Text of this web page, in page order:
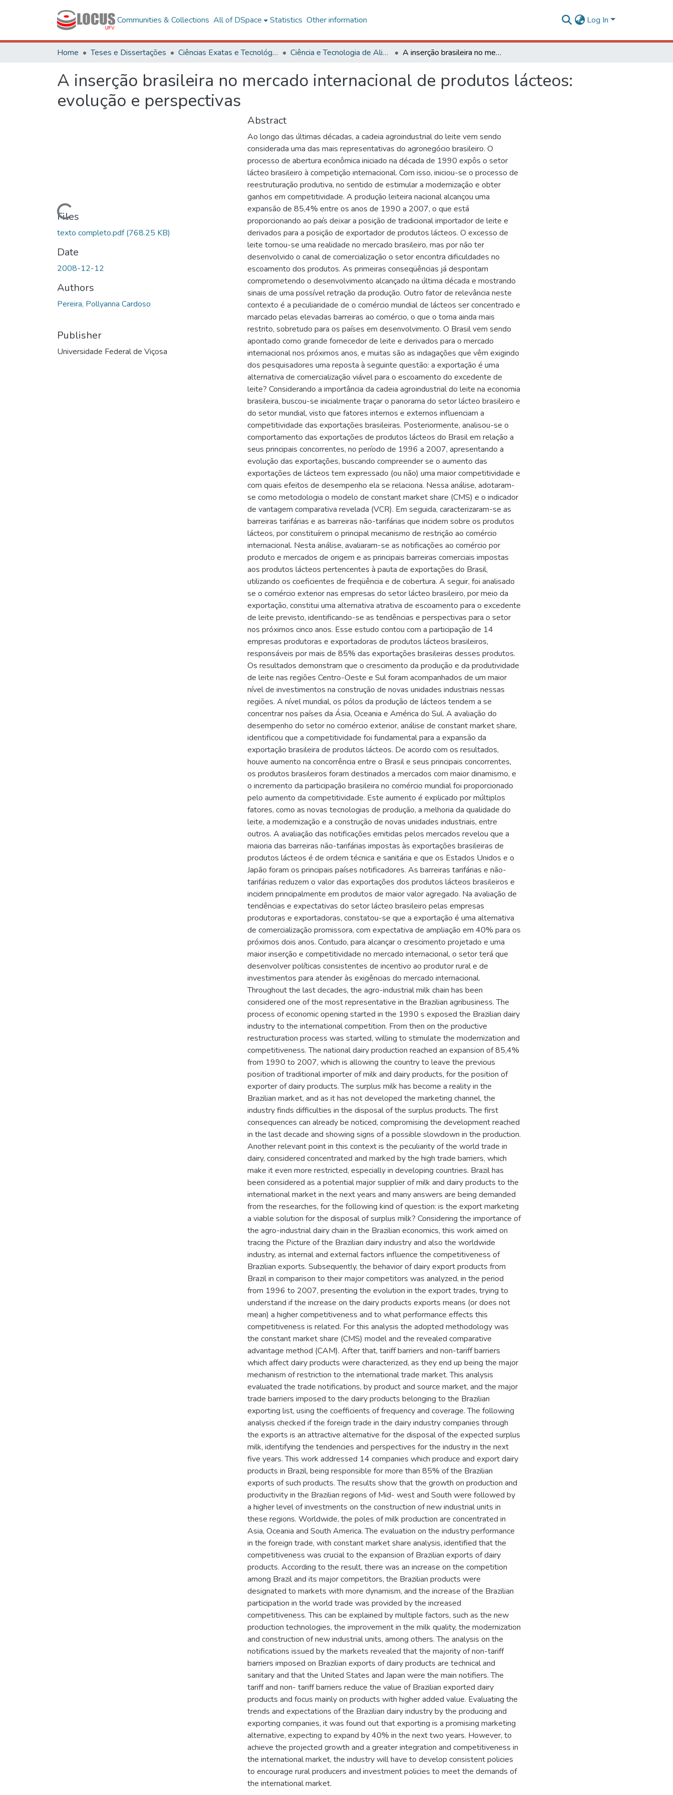
Communities & Collections All of DSpace Statistics Other information Log In
Home Teses e Dissertações Ciências Exatas e Tecnológicas Ciência e Tecnologia de Alimentos A inserção brasileira no mercado internacional de produtos lácteos: evolução e perspectivas
A inserção brasileira no mercado internacional de produtos lácteos:
evolução e perspectivas
Loading...
Files
texto completo.pdf(768.25 KB)
Date
2008-12-12
Authors
Pereira, Pollyanna Cardoso
Publisher
Universidade Federal de Viçosa
Abstract
Ao longo das últimas décadas, a cadeia agroindustrial do leite vem sendo
considerada uma das mais representativas do agronegócio brasileiro. O
processo de abertura econômica iniciado na década de 1990 expôs o setor
lácteo brasileiro à competição internacional. Com isso, iniciou-se o processo de
reestruturação produtiva, no sentido de estimular a modernização e obter
ganhos em competitividade. A produção leiteira nacional alcançou uma
expansão de 85,4% entre os anos de 1990 a 2007, o que está
proporcionando ao país deixar a posição de tradicional importador de leite e
derivados para a posição de exportador de produtos lácteos. O excesso de
leite tornou-se uma realidade no mercado brasileiro, mas por não ter
desenvolvido o canal de comercialização o setor encontra dificuldades no
escoamento dos produtos. As primeiras conseqüências já despontam
comprometendo o desenvolvimento alcançado na última década e mostrando
sinais de uma possível retração da produção. Outro fator de relevância neste
contexto é a peculiaridade de o comércio mundial de lácteos ser concentrado e
marcado pelas elevadas barreiras ao comércio, o que o torna ainda mais
restrito, sobretudo para os países em desenvolvimento. O Brasil vem sendo
apontado como grande fornecedor de leite e derivados para o mercado
internacional nos próximos anos, e muitas são as indagações que vêm exigindo
dos pesquisadores uma reposta à seguinte questão: a exportação é uma
alternativa de comercialização viável para o escoamento do excedente de
leite? Considerando a importância da cadeia agroindustrial do leite na economia
brasileira, buscou-se inicialmente traçar o panorama do setor lácteo brasileiro e
do setor mundial, visto que fatores internos e externos influenciam a
competitividade das exportações brasileiras. Posteriormente, analisou-se o
comportamento das exportações de produtos lácteos do Brasil em relação a
seus principais concorrentes, no período de 1996 a 2007, apresentando a
evolução das exportações, buscando compreender se o aumento das
exportações de lácteos tem expressado (ou não) uma maior competitividade e
com quais efeitos de desempenho ela se relaciona. Nessa análise, adotaram-
se como metodologia o modelo de constant market share (CMS) e o indicador
de vantagem comparativa revelada (VCR). Em seguida, caracterizaram-se as
barreiras tarifárias e as barreiras não-tarifárias que incidem sobre os produtos
lácteos, por constituírem o principal mecanismo de restrição ao comércio
internacional. Nesta análise, avaliaram-se as notificações ao comércio por
produto e mercados de origem e as principais barreiras comerciais impostas
aos produtos lácteos pertencentes à pauta de exportações do Brasil,
utilizando os coeficientes de freqüência e de cobertura. A seguir, foi analisado
se o comércio exterior nas empresas do setor lácteo brasileiro, por meio da
exportação, constitui uma alternativa atrativa de escoamento para o excedente
de leite previsto, identificando-se as tendências e perspectivas para o setor
nos próximos cinco anos. Esse estudo contou com a participação de 14
empresas produtoras e exportadoras de produtos lácteos brasileiros,
responsáveis por mais de 85% das exportações brasileiras desses produtos.
Os resultados demonstram que o crescimento da produção e da produtividade
de leite nas regiões Centro-Oeste e Sul foram acompanhados de um maior
nível de investimentos na construção de novas unidades industriais nessas
regiões. A nível mundial, os pólos da produção de lácteos tendem a se
concentrar nos países da Ásia, Oceania e América do Sul. A avaliação do
desempenho do setor no comércio exterior, análise de constant market share,
identificou que a competitividade foi fundamental para a expansão da
exportação brasileira de produtos lácteos. De acordo com os resultados,
houve aumento na concorrência entre o Brasil e seus principais concorrentes,
os produtos brasileiros foram destinados a mercados com maior dinamismo, e
o incremento da participação brasileira no comércio mundial foi proporcionado
pelo aumento da competitividade. Este aumento é explicado por múltiplos
fatores, como as novas tecnologias de produção, a melhoria da qualidade do
leite, a modernização e a construção de novas unidades industriais, entre
outros. A avaliação das notificações emitidas pelos mercados revelou que a
maioria das barreiras não-tarifárias impostas às exportações brasileiras de
produtos lácteos é de ordem técnica e sanitária e que os Estados Unidos e o
Japão foram os principais países notificadores. As barreiras tarifárias e não-
tarifárias reduzem o valor das exportações dos produtos lácteos brasileiros e
incidem principalmente em produtos de maior valor agregado. Na avaliação de
tendências e expectativas do setor lácteo brasileiro pelas empresas
produtoras e exportadoras, constatou-se que a exportação é uma alternativa
de comercialização promissora, com expectativa de ampliação em 40% para os
próximos dois anos. Contudo, para alcançar o crescimento projetado e uma
maior inserção e competitividade no mercado internacional, o setor terá que
desenvolver políticas consistentes de incentivo ao produtor rural e de
investimentos para atender às exigências do mercado internacional.
Throughout the last decades, the agro-industrial milk chain has been
considered one of the most representative in the Brazilian agribusiness. The
process of economic opening started in the 1990 s exposed the Brazilian dairy
industry to the international competition. From then on the productive
restructuration process was started, willing to stimulate the modernization and
competitiveness. The national dairy production reached an expansion of 85,4%
from 1990 to 2007, which is allowing the country to leave the previous
position of traditional importer of milk and dairy products, for the position of
exporter of dairy products. The surplus milk has become a reality in the
Brazilian market, and as it has not developed the marketing channel, the
industry finds difficulties in the disposal of the surplus products. The first
consequences can already be noticed, compromising the development reached
in the last decade and showing signs of a possible slowdown in the production.
Another relevant point in this context is the peculiarity of the world trade in
dairy, considered concentrated and marked by the high trade barriers, which
make it even more restricted, especially in developing countries. Brazil has
been considered as a potential major supplier of milk and dairy products to the
international market in the next years and many answers are being demanded
from the researches, for the following kind of question: is the export marketing
a viable solution for the disposal of surplus milk? Considering the importance of
the agro-industrial dairy chain in the Brazilian economics, this work aimed on
tracing the Picture of the Brazilian dairy industry and also the worldwide
industry, as internal and external factors influence the competitiveness of
Brazilian exports. Subsequently, the behavior of dairy export products from
Brazil in comparison to their major competitors was analyzed, in the period
from 1996 to 2007, presenting the evolution in the export trades, trying to
understand if the increase on the dairy products exports means (or does not
mean) a higher competitiveness and to what performance effects this
competitiveness is related. For this analysis the adopted methodology was
the constant market share (CMS) model and the revealed comparative
advantage method (CAM). After that, tariff barriers and non-tariff barriers
which affect dairy products were characterized, as they end up being the major
mechanism of restriction to the international trade market. This analysis
evaluated the trade notifications, by product and source market, and the major
trade barriers imposed to the dairy products belonging to the Brazilian
exporting list, using the coefficients of frequency and coverage. The following
analysis checked if the foreign trade in the dairy industry companies through
the exports is an attractive alternative for the disposal of the expected surplus
milk, identifying the tendencies and perspectives for the industry in the next
five years. This work addressed 14 companies which produce and export dairy
products in Brazil, being responsible for more than 85% of the Brazilian
exports of such products. The results show that the growth on production and
productivity in the Brazilian regions of Mid- west and South were followed by
a higher level of investments on the construction of new industrial units in
these regions. Worldwide, the poles of milk production are concentrated in
Asia, Oceania and South America. The evaluation on the industry performance
in the foreign trade, with constant market share analysis, identified that the
competitiveness was crucial to the expansion of Brazilian exports of dairy
products. According to the result, there was an increase on the competition
among Brazil and its major competitors, the Brazilian products were
designated to markets with more dynamism, and the increase of the Brazilian
participation in the world trade was provided by the increased
competitiveness. This can be explained by multiple factors, such as the new
production technologies, the improvement in the milk quality, the modernization
and construction of new industrial units, among others. The analysis on the
notifications issued by the markets revealed that the majority of non-tariff
barriers imposed on Brazilian exports of dairy products are technical and
sanitary and that the United States and Japan were the main notifiers. The
tariff and non- tariff barriers reduce the value of Brazilian exported dairy
products and focus mainly on products with higher added value. Evaluating the
trends and expectations of the Brazilian dairy industry by the producing and
exporting companies, it was found out that exporting is a promising marketing
alternative, expecting to expand by 40% in the next two years. However, to
achieve the projected growth and a greater integration and competitiveness in
the international market, the industry will have to develop consistent policies
to encourage rural producers and investment policies to meet the demands of
the international market.